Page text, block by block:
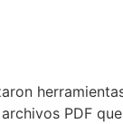
PDF